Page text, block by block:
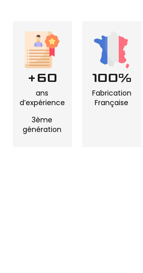
+ 60
ans
d’expérience
3ème
génération
100%
Fabrication
Française